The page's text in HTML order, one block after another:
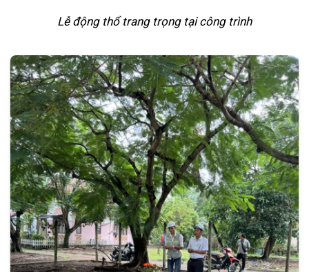
Lễ động thổ trang trọng tại công trình